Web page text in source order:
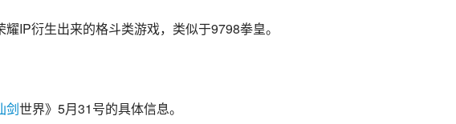
IP衍生出来的格斗类游戏，类似于9798拳皇。
剑世界》5月31号的具体信息。